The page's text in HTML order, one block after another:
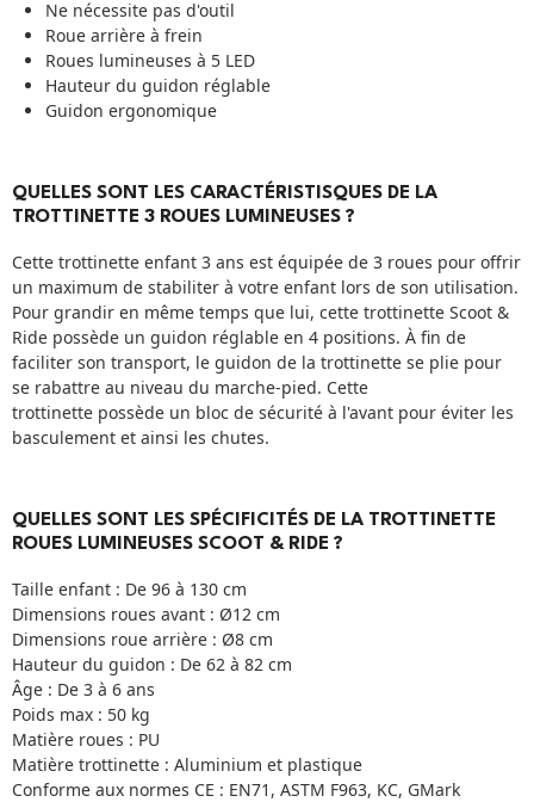
Ne nécessite pas d'outil
Roue arrière à frein
Roues lumineuses à 5 LED
Hauteur du guidon réglable
Guidon ergonomique
QUELLES SONT LES CARACTÉRISTISQUES DE LA
TROTTINETTE 3 ROUES LUMINEUSES ?
Cette trottinette enfant 3 ans est équipée de 3 roues pour offrir
un maximum de stabiliter à votre enfant lors de son utilisation.
Pour grandir en même temps que lui, cette trottinette Scoot &
Ride possède un guidon réglable en 4 positions. À fin de
faciliter son transport, le guidon de la trottinette se plie pour
se rabattre au niveau du marche-pied. Cette
trottinette possède un bloc de sécurité à l'avant pour éviter les
basculement et ainsi les chutes.
QUELLES SONT LES SPÉCIFICITÉS DE LA TROTTINETTE
ROUES LUMINEUSES SCOOT & RIDE ?
Taille enfant : De 96 à 130 cm
Dimensions roues avant : Ø12 cm
Dimensions roue arrière : Ø8 cm
Hauteur du guidon : De 62 à 82 cm
Âge : De 3 à 6 ans
Poids max : 50 kg
Matière roues : PU
Matière trottinette : Aluminium et plastique
Conforme aux normes CE : EN71, ASTM F963, KC, GMark